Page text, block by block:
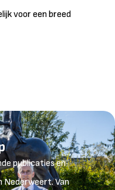
voor een breed
publicaties en
Nederweert. Van